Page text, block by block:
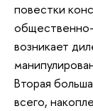
повестки
возникает
Вторая
всего,